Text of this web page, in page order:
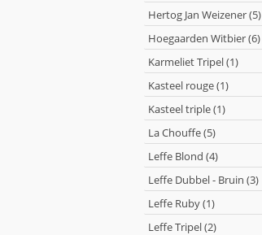
Hertog Jan Weizener (5)
Hoegaarden Witbier (6)
Karmeliet Tripel (1)
Kasteel rouge (1)
Kasteel triple (1)
La Chouffe (5)
Leffe Blond (4)
Leffe Dubbel - Bruin (3)
Leffe Ruby (1)
Leffe Tripel (2)